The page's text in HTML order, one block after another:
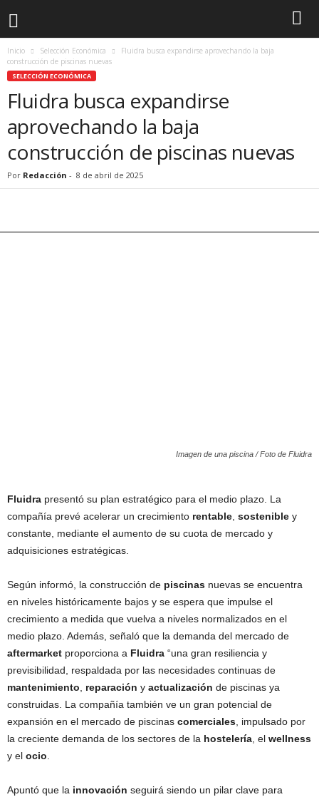
Inicio Selección Económica
Fluidra busca expandirse aprovechando la baja
construcción de piscinas nuevas
SELECCIÓN ECONÓMICA
Fluidra busca expandirse
aprovechando la baja
construcción de piscinas nuevas
Por Redacción - 8 de abril de 2025
Imagen de una piscina / Foto de Fluidra
Fluidra presentó su plan estratégico para el medio plazo. La
compañía prevé acelerar un crecimiento rentable, sostenible y
constante, mediante el aumento de su cuota de mercado y
adquisiciones estratégicas.
Según informó, la construcción de piscinas nuevas se encuentra
en niveles históricamente bajos y se espera que impulse el
crecimiento a medida que vuelva a niveles normalizados en el
medio plazo. Además, señaló que la demanda del mercado de
aftermarket proporciona a Fluidra “una gran resiliencia y
previsibilidad, respaldada por las necesidades continuas de
mantenimiento, reparación y actualización de piscinas ya
construidas. La compañía también ve un gran potencial de
expansión en el mercado de piscinas comerciales, impulsado por
la creciente demanda de los sectores de la hostelería, el wellness
y el ocio.
Apuntó que la innovación seguirá siendo un pilar clave para